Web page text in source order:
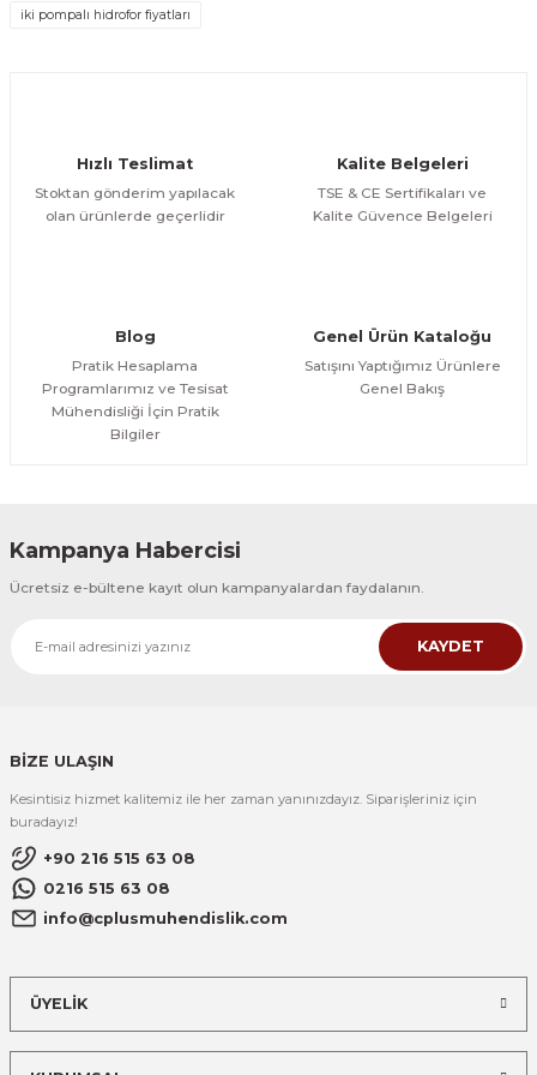
iki pompalı hidrofor fiyatları
Hızlı Teslimat
Stoktan gönderim yapılacak
olan ürünlerde geçerlidir
Kalite Belgeleri
TSE & CE Sertifikaları ve
Kalite Güvence Belgeleri
Blog
Pratik Hesaplama
Programlarımız ve Tesisat
Mühendisliği İçin Pratik
Bilgiler
Genel Ürün Kataloğu
Satışını Yaptığımız Ürünlere
Genel Bakış
Kampanya Habercisi
Ücretsiz e-bültene kayıt olun kampanyalardan faydalanın.
KAYDET
BİZE ULAŞIN
Kesintisiz hizmet kalitemiz ile her zaman yanınızdayız. Siparişleriniz için
buradayız!
+90 216 515 63 08
0216 515 63 08
info@cplusmuhendislik.com
ÜYELİK